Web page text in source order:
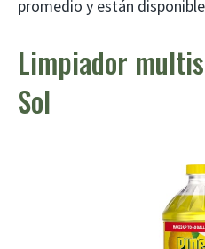
promedio y están
Limpiador
Sol